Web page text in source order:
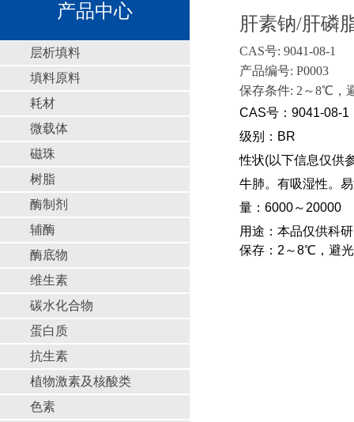
产品中心
层析填料
填料原料
耗材
微载体
磁珠
树脂
酶制剂
辅酶
酶底物
维生素
碳水化合物
蛋白质
抗生素
植物激素及核酸类
色素
肝素钠/肝磷
CAS号: 9041-08-1
产品编号: P0003
保存条件: 2～8℃，
CAS号： 9041-08-1
级别： BR
性状(以下信息仅供
牛肺。有吸湿性。
量：6000～20000
用途：本品仅供科
保存：2～8℃，避光